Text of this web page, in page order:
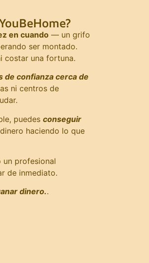
en cuando — un grifo
ser montado.
costar una fortuna.
confianza cerca de
ni centros de
puedes conseguir
haciendo lo que
un profesional
de inmediato.
dinero..